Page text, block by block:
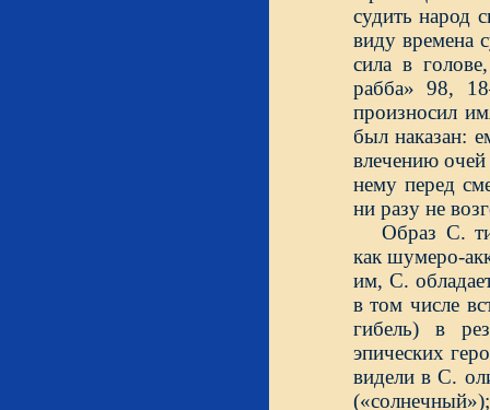
судить народ
виду времена
сила в
рабба» 98,
произносил
был наказан:
влечению очей
нему перед
ни разу не
Образ С.
как шумеро-
им, С.
в том числе
гибель) в
эпических
видели в С.